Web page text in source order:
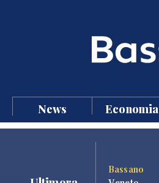
News Economia
Bassano